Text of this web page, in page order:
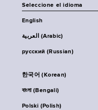
Seleccione el idioma
English
العربية (Arabic)
русский (Russian)
한국어 (Korean)
বাংলা (Bengali)
Polski (Polish)